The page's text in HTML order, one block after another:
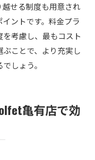
せる制度も用意され
ントです。料金プラ
考慮し、最もコスト
ことで、より充実し
しょう。
亀有店で効